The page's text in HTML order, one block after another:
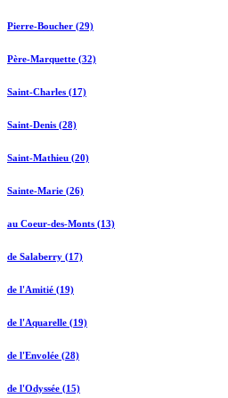
Pierre-Boucher (29)
Père-Marquette (32)
Saint-Charles (17)
Saint-Denis (28)
Saint-Mathieu (20)
Sainte-Marie (26)
au Coeur-des-Monts (13)
de Salaberry (17)
de l'Amitié (19)
de l'Aquarelle (19)
de l'Envolée (28)
de l'Odyssée (15)